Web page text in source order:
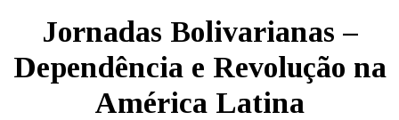
Jornadas Bolivarianas –
Dependência e Revolução na
América Latina